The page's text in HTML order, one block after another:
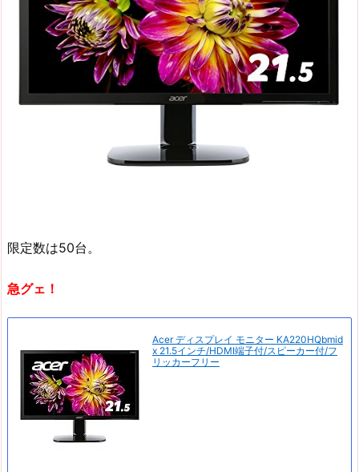
限定数は50台。
急グェ！
Acer ディスプレイ モニター KA220HQbmid
x 21.5インチ/HDMI端子付/スピーカー付/フ
リッカーフリー